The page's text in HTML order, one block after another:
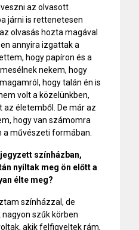
az olvasott
járni is rettenetesen
olvasás hozta magával
annyira izgattak a
hogy papíron és a
nekem, hogy
hogy talán én is
volt a közelünkben,
életemből. De már az
hogy van számomra
a művészeti formában.
színházban,
nyíltak meg ön előtt a
élte meg?
színházzal, de
szűk körben
akik felfigyeltek rám,